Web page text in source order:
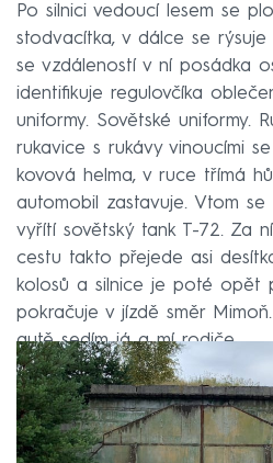
Po silnici vedoucí lesem se
stodvacítka, v dálce se
se vzdáleností v ní posádka
identifikuje regulovčíka
uniformy. Sovětské uniformy.
rukavice s rukávy vinoucími
kovová helma, v ruce třímá
automobil zastavuje. Vtom
vyřítí sovětský tank T-72. Za
cestu takto přejede asi
kolosů a silnice je poté opět
pokračuje v jízdě směr
autě sedím já a mí rodiče.